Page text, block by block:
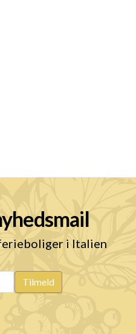
i Italien
Tilmeld